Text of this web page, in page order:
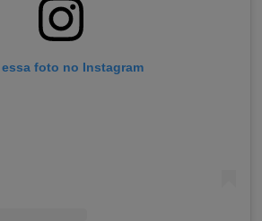
essa foto no Instagram